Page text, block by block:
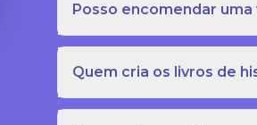
Posso encomendar
Quem cria os livros de